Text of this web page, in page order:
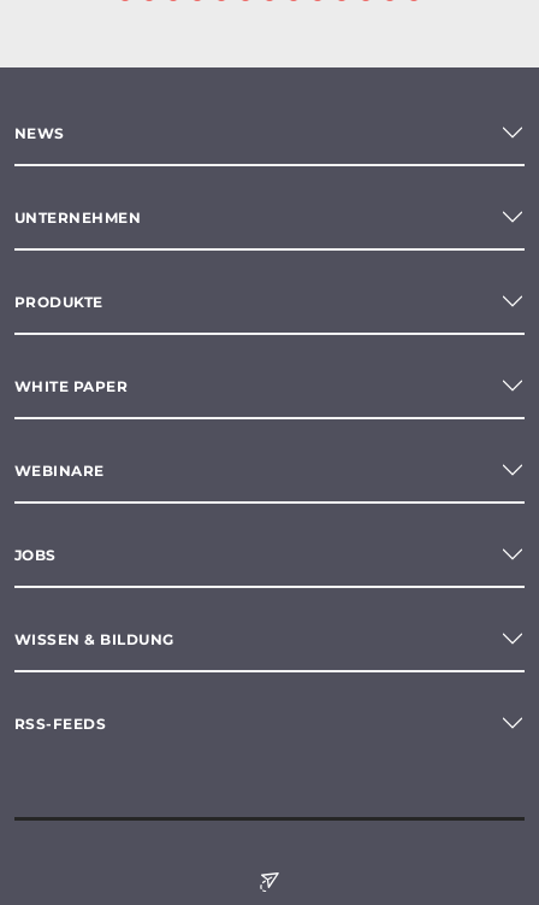
NEWS
UNTERNEHMEN
PRODUKTE
WHITE PAPER
WEBINARE
JOBS
WISSEN & BILDUNG
RSS-FEEDS